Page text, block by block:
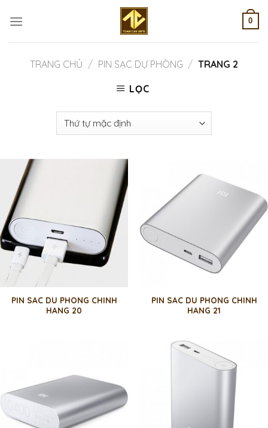
0
TRANG CHỦ / PIN SẠC DỰ PHÒNG / TRANG 2
LỌC
PIN SAC DU PHONG CHINH
HANG 20
PIN SAC DU PHONG CHINH
HANG 21